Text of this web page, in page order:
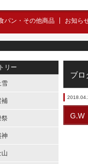
パン・その他商品 お知ら
ブロ
G.W
リー
雪
補
祭